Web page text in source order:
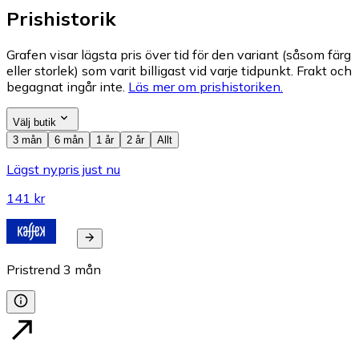
Prishistorik
Grafen visar lägsta pris över tid för den variant (såsom färg
eller storlek) som varit billigast vid varje tidpunkt. Frakt och
begagnat ingår inte. Läs mer om prishistoriken.
Välj butik
3 mån
6 mån 1 år 2 år Allt
Lägst nypris just nu
141 kr
Pristrend 3 mån